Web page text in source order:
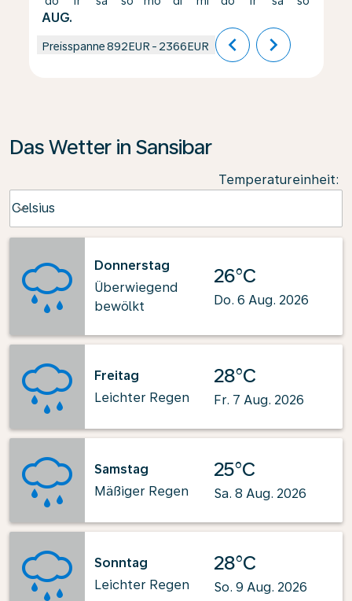
AUG.
Preisspanne892EUR - 2366EUR chevron_left chevron_right
Das Wetter in Sansibar
Temperatureinheit:
Celsius
keyboard_arrow_down
Donnerstag
Überwiegend
bewölkt
26°C
Do. 6 Aug. 2026
Freitag
Leichter Regen
28°C
Fr. 7 Aug. 2026
Samstag
Mäßiger Regen
25°C
Sa. 8 Aug. 2026
Sonntag
Leichter Regen
28°C
So. 9 Aug. 2026